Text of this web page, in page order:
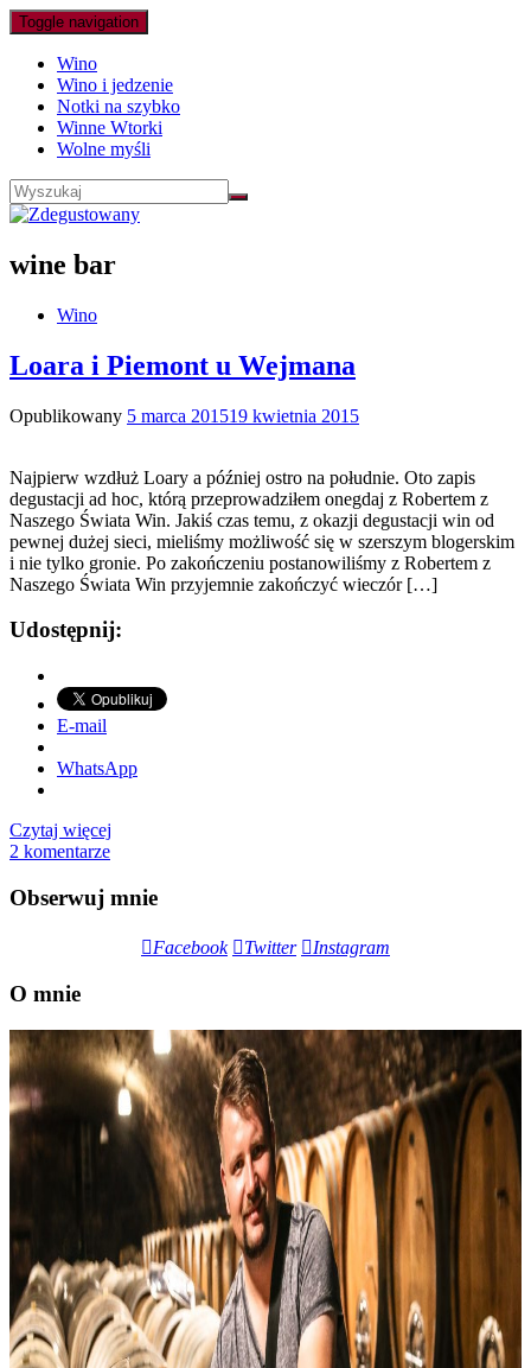
Toggle navigation
Wino
Wino i jedzenie
Notki na szybko
Winne Wtorki
Wolne myśli
wine bar
Wino
Loara i Piemont u Wejmana
Opublikowany 5 marca 201519 kwietnia 2015
Najpierw wzdłuż Loary a później ostro na południe. Oto zapis
degustacji ad hoc, którą przeprowadziłem onegdaj z Robertem z
Naszego Świata Win. Jakiś czas temu, z okazji degustacji win od
pewnej dużej sieci, mieliśmy możliwość się w szerszym blogerskim
i nie tylko gronie. Po zakończeniu postanowiliśmy z Robertem z
Naszego Świata Win przyjemnie zakończyć wieczór […]
Udostępnij:
E-mail
WhatsApp
Czytaj więcej
2 komentarze
Obserwuj mnie
Facebook Twitter Instagram
O mnie